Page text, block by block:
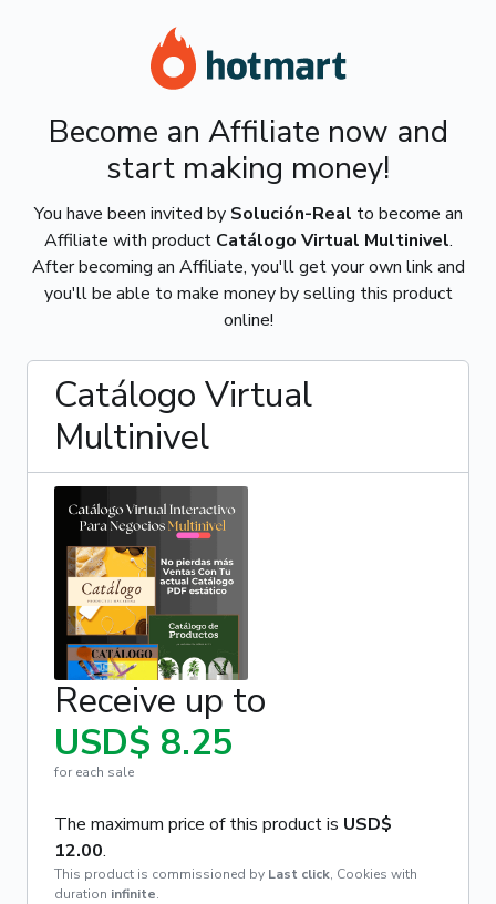
Become an Affiliate now and
start making money!
You have been invited by Solución-Real to become an
Affiliate with product Catálogo Virtual Multinivel.
After becoming an Affiliate, you'll get your own link and
you'll be able to make money by selling this product
online!
Catálogo Virtual
Multinivel
Receive up to
USD$ 8.25
for each sale
The maximum price of this product is USD$
12.00.
This product is commissioned by Last click, Cookies with
duration infinite.